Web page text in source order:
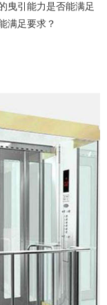
曳引能力是否能满足
满足要求？